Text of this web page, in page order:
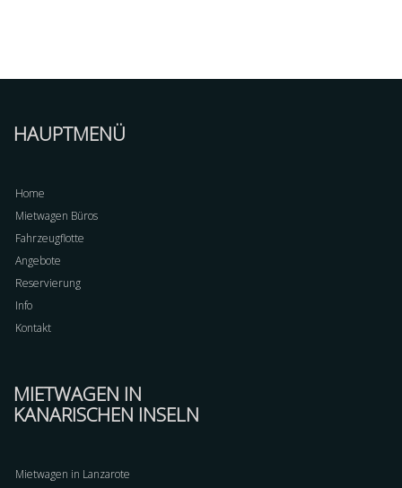
HAUPTMENÜ
Home
Mietwagen Büros
Fahrzeugflotte
Angebote
Reservierung
Info
Kontakt
MIETWAGEN IN
KANARISCHEN INSELN
Mietwagen in Lanzarote